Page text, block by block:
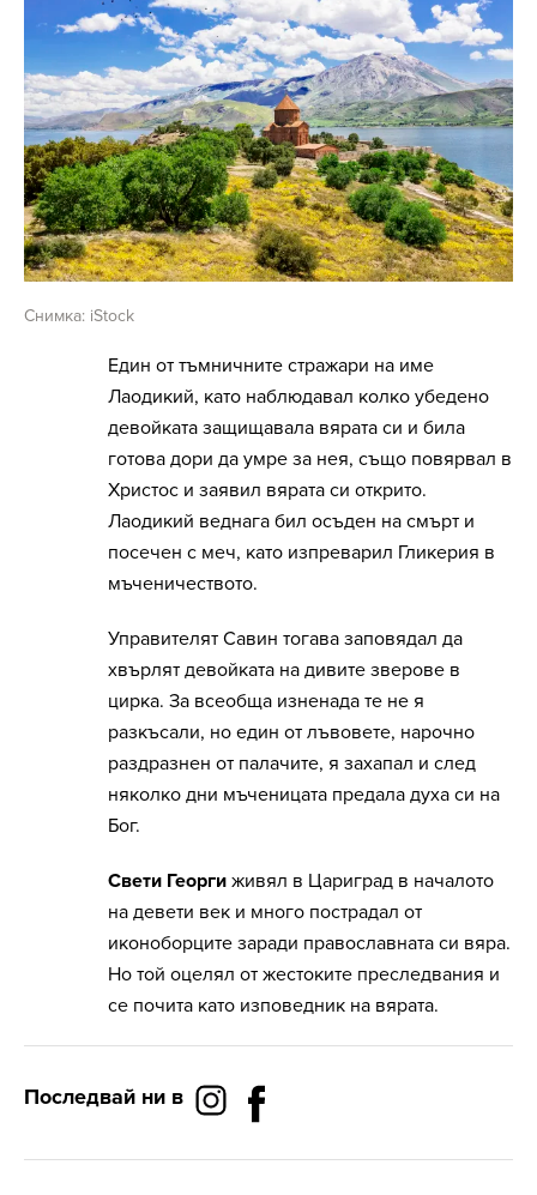
Снимка: iStock
Един от тъмничните стражари на име
Лаодикий, като наблюдавал колко убедено
девойката защищавала вярата си и била
готова дори да умре за нея, също повярвал в
Христос и заявил вярата си открито.
Лаодикий веднага бил осъден на смърт и
посечен с меч, като изпреварил Гликерия в
мъченичеството.
Управителят Савин тогава заповядал да
хвърлят девойката на дивите зверове в
цирка. За всеобща изненада те не я
разкъсали, но един от лъвовете, нарочно
раздразнен от палачите, я захапал и след
няколко дни мъченицата предала духа си на
Бог.
Свети Георги живял в Цариград в началото
на девети век и много пострадал от
иконоборците заради православната си вяра.
Но той оцелял от жестоките преследвания и
се почита като изповедник на вярата.
Последвай ни в